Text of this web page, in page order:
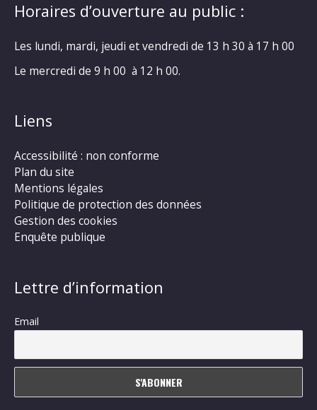
Horaires d’ouverture au public :
Les lundi, mardi, jeudi et vendredi de 13 h 30 à 17 h 00
Le mercredi de 9 h 00 à 12 h 00.
Liens
Accessibilité : non conforme
Plan du site
Mentions légales
Politique de protection des données
Gestion des cookies
Enquête publique
Lettre d’information
Email